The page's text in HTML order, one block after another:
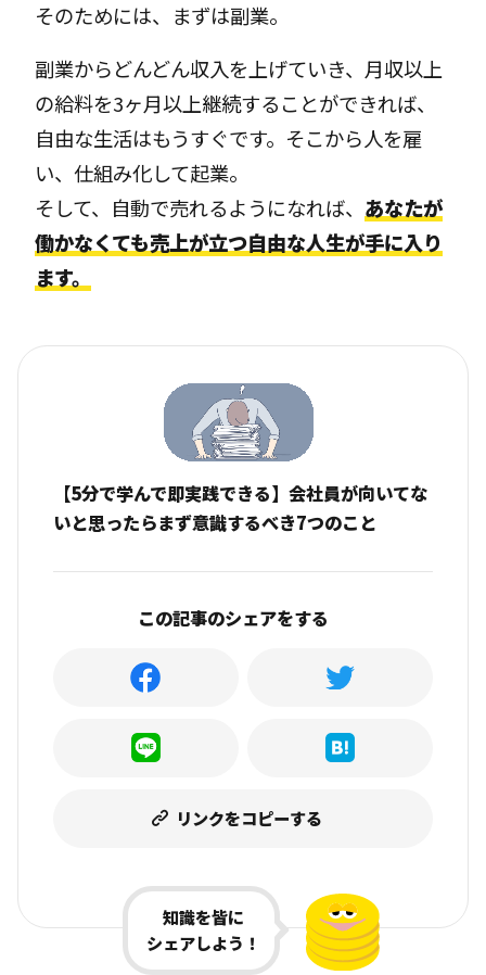
そのためには、まずは副業。
副業からどんどん収入を上げていき、月収以上
の給料を3ヶ月以上継続することができれば、
自由な生活はもうすぐです。そこから人を雇
い、仕組み化して起業。
そして、自動で売れるようになれば、 あなたが
働かなくても売上が立つ自由な人生が手に入り
ます。
知識を皆に
シェアしよう！
【5分で学んで即実践できる】会社員が向いてな
いと思ったらまず意識するべき7つのこと
この記事のシェアをする
リンクをコピーする